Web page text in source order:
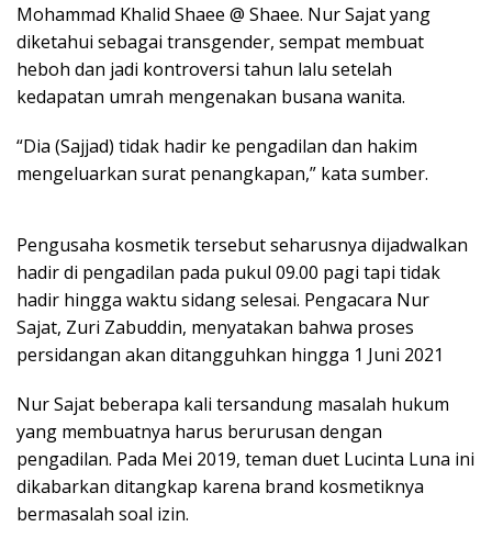
Mohammad Khalid Shaee @ Shaee. Nur Sajat yang
diketahui sebagai transgender, sempat membuat
heboh dan jadi kontroversi tahun lalu setelah
kedapatan umrah mengenakan busana wanita.
“Dia (Sajjad) tidak hadir ke pengadilan dan hakim
mengeluarkan surat penangkapan,” kata sumber.
Pengusaha kosmetik tersebut seharusnya dijadwalkan
hadir di pengadilan pada pukul 09.00 pagi tapi tidak
hadir hingga waktu sidang selesai. Pengacara Nur
Sajat, Zuri Zabuddin, menyatakan bahwa proses
persidangan akan ditangguhkan hingga 1 Juni 2021
Nur Sajat beberapa kali tersandung masalah hukum
yang membuatnya harus berurusan dengan
pengadilan. Pada Mei 2019, teman duet Lucinta Luna ini
dikabarkan ditangkap karena brand kosmetiknya
bermasalah soal izin.